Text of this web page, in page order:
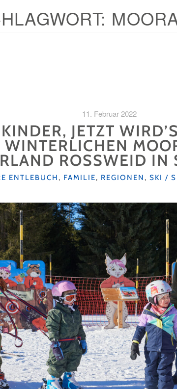
11. Februar 2022
JETZT
ROSSWEID IN
ENTLEBUCH, FAMILIE, REGIONEN, SKI /